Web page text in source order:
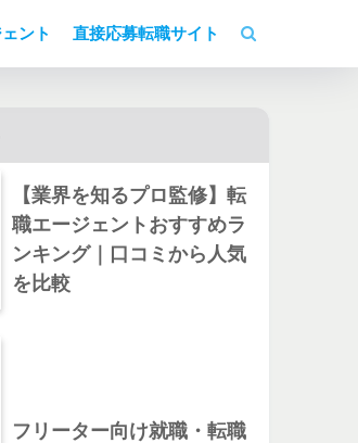
ント 直接応募転職サイト
【業界を知るプロ監修】転
職エージェントおすすめラ
ンキング｜口コミから人気
を比較
フリーター向け就職・転職